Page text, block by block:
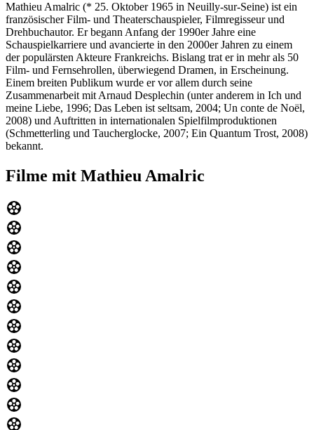
Mathieu Amalric (* 25. Oktober 1965 in Neuilly-sur-Seine) ist ein
französischer Film- und Theaterschauspieler, Filmregisseur und
Drehbuchautor. Er begann Anfang der 1990er Jahre eine
Schauspielkarriere und avancierte in den 2000er Jahren zu einem
der populärsten Akteure Frankreichs. Bislang trat er in mehr als 50
Film- und Fernsehrollen, überwiegend Dramen, in Erscheinung.
Einem breiten Publikum wurde er vor allem durch seine
Zusammenarbeit mit Arnaud Desplechin (unter anderem in Ich und
meine Liebe, 1996; Das Leben ist seltsam, 2004; Un conte de Noël,
2008) und Auftritten in internationalen Spielfilmproduktionen
(Schmetterling und Taucherglocke, 2007; Ein Quantum Trost, 2008)
bekannt.
Filme mit Mathieu Amalric